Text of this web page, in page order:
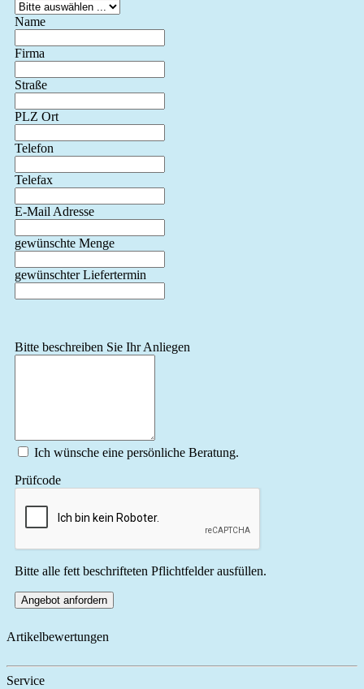
Name
Firma
Straße
PLZ Ort
Telefon
Telefax
E-Mail Adresse
gewünschte Menge
gewünschter Liefertermin
Bitte beschreiben Sie Ihr Anliegen
Ich wünsche eine persönliche Beratung.
Prüfcode
Bitte alle fett beschrifteten Pflichtfelder ausfüllen.
Angebot anfordern
Artikelbewertungen
Service